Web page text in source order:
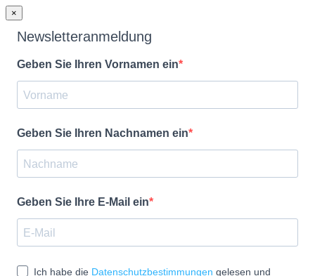
×
Newsletteranmeldung
Geben Sie Ihren Vornamen ein
Geben Sie Ihren Nachnamen ein
Geben Sie Ihre E-Mail ein
Ich habe die Datenschutzbestimmungen gelesen und